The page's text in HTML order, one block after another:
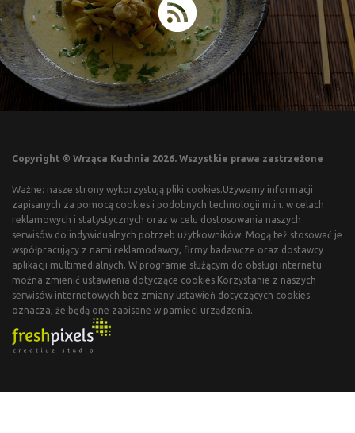
Copyright © Wrząca Kuchnia 2026. Wszystkie prawa zastrzeżone
Ważne: nasze strony wykorzystują pliki cookies.Używamy informacji
zapisanych za pomocą cookies i podobnych technologii m.in. w celach
reklamowych i statystycznych oraz w celu dostosowania naszych
serwisów do indywidualnych potrzeb użytkowników. Mogą też stosować je
współpracujący z nami reklamodawcy, firmy badawcze oraz dostawcy
aplikacji multimedialnych. W programie służącym do obsługi internetu
można zmienić ustawienia dotyczące cookies.Korzystanie z naszych
serwisów internetowych bez zmiany ustawień dotyczących cookies
oznacza, że będą one zapisane w pamięci urządzenia.